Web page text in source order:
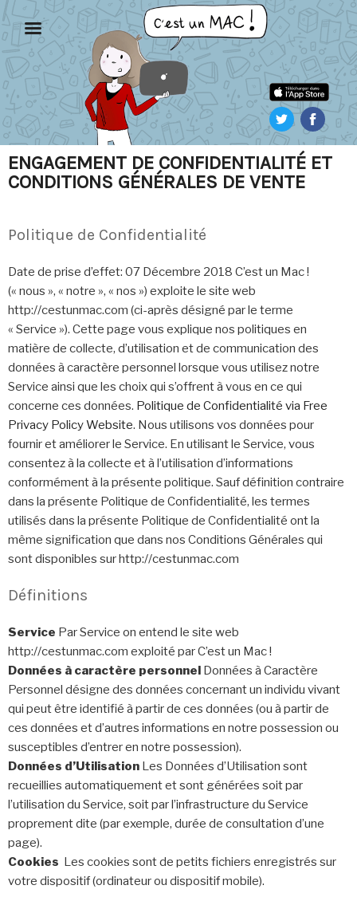
Aller
au
contenu
principal
ENGAGEMENT DE CONFIDENTIALITÉ ET
CONDITIONS GÉNÉRALES DE VENTE
Politique de Confidentialité
Date de prise d’effet: 07 Décembre 2018 C’est un Mac !
(« nous », « notre », « nos ») exploite le site web
http://cestunmac.com (ci-après désigné par le terme
« Service »). Cette page vous explique nos politiques en
matière de collecte, d’utilisation et de communication des
données à caractère personnel lorsque vous utilisez notre
Service ainsi que les choix qui s’offrent à vous en ce qui
concerne ces données. Politique de Confidentialité via Free
Privacy Policy Website. Nous utilisons vos données pour
fournir et améliorer le Service. En utilisant le Service, vous
consentez à la collecte et à l’utilisation d’informations
conformément à la présente politique. Sauf définition contraire
dans la présente Politique de Confidentialité, les termes
utilisés dans la présente Politique de Confidentialité ont la
même signification que dans nos Conditions Générales qui
sont disponibles sur http://cestunmac.com
Définitions
Service Par Service on entend le site web
http://cestunmac.com exploité par C’est un Mac !
Données à caractère personnel Données à Caractère
Personnel désigne des données concernant un individu vivant
qui peut être identifié à partir de ces données (ou à partir de
ces données et d’autres informations en notre possession ou
susceptibles d’entrer en notre possession).
Données d’Utilisation Les Données d’Utilisation sont
recueillies automatiquement et sont générées soit par
l’utilisation du Service, soit par l’infrastructure du Service
proprement dite (par exemple, durée de consultation d’une
page).
Cookies Les cookies sont de petits fichiers enregistrés sur
votre dispositif (ordinateur ou dispositif mobile).